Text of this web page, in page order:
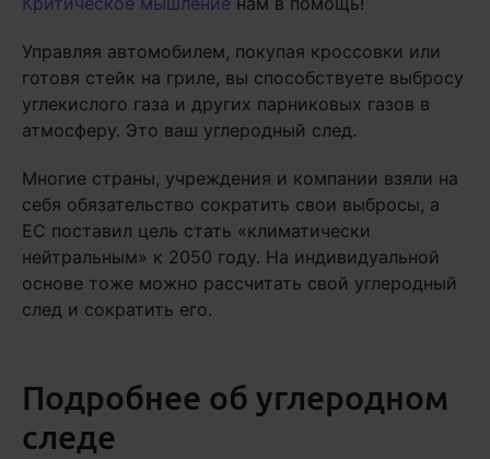
Управляя автомобилем, покупая кроссовки или
готовя стейк на гриле, вы способствуете выбросу
углекислого газа и других парниковых газов в
атмосферу. Это ваш углеродный след.
Многие страны, учреждения и компании взяли на
себя обязательство сократить свои выбросы, а
ЕС поставил цель стать «климатически
нейтральным» к 2050 году. На индивидуальной
основе тоже можно рассчитать свой углеродный
след и сократить его.
Подробнее об углеродном
следе